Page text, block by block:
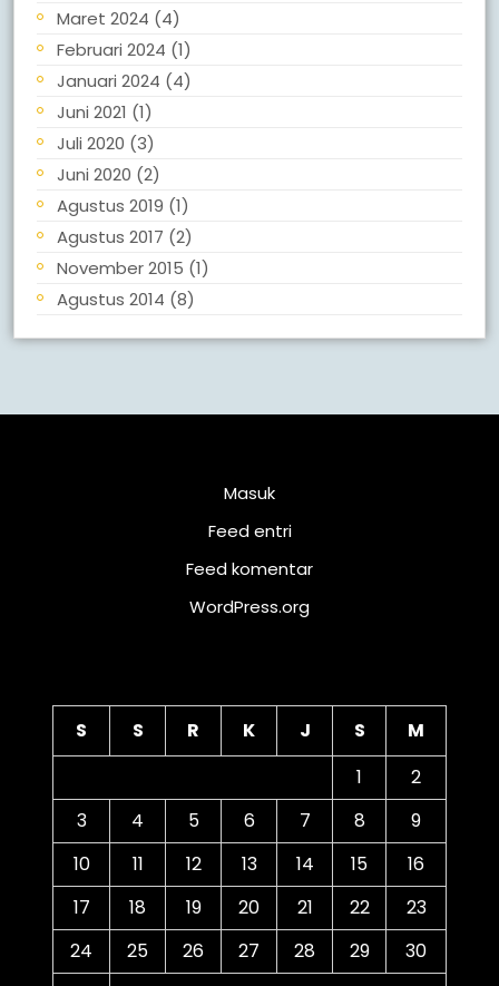
Maret 2024 (4)
Februari 2024 (1)
Januari 2024 (4)
Juni 2021 (1)
Juli 2020 (3)
Juni 2020 (2)
Agustus 2019 (1)
Agustus 2017 (2)
November 2015 (1)
Agustus 2014 (8)
Masuk
Feed entri
Feed komentar
WordPress.org
S S R K J S
M
1
2
3
4 5 6 7 8
9
10
11 12 13 14 15
16
17
18 19 20 21 22
23
24
25 26 27 28 29
30